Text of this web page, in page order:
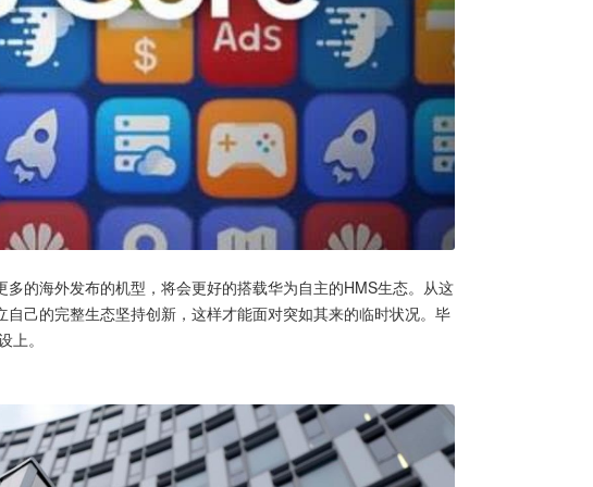
的海外发布的机型，将会更好的搭载华为自主的HMS生态。从这
己的完整生态坚持创新，这样才能面对突如其来的临时状况。毕
。